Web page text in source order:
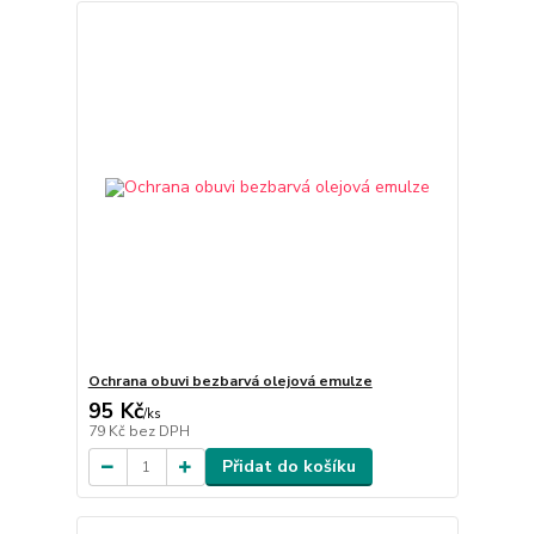
Ochrana obuvi bezbarvá olejová emulze
95 Kč/ks
79 Kč bez DPH
Přidat do košíku